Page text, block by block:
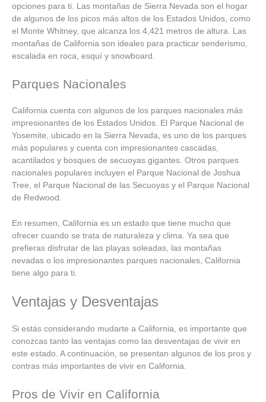
opciones para ti. Las montañas de Sierra Nevada son el hogar
de algunos de los picos más altos de los Estados Unidos, como
el Monte Whitney, que alcanza los 4,421 metros de altura. Las
montañas de California son ideales para practicar senderismo,
escalada en roca, esquí y snowboard.
Parques Nacionales
California cuenta con algunos de los parques nacionales más
impresionantes de los Estados Unidos. El Parque Nacional de
Yosemite, ubicado en la Sierra Nevada, es uno de los parques
más populares y cuenta con impresionantes cascadas,
acantilados y bosques de secuoyas gigantes. Otros parques
nacionales populares incluyen el Parque Nacional de Joshua
Tree, el Parque Nacional de las Secuoyas y el Parque Nacional
de Redwood.
En resumen, California es un estado que tiene mucho que
ofrecer cuando se trata de naturaleza y clima. Ya sea que
prefieras disfrutar de las playas soleadas, las montañas
nevadas o los impresionantes parques nacionales, California
tiene algo para ti.
Ventajas y Desventajas
Si estás considerando mudarte a California, es importante que
conozcas tanto las ventajas como las desventajas de vivir en
este estado. A continuación, se presentan algunos de los pros y
contras más importantes de vivir en California.
Pros de Vivir en California